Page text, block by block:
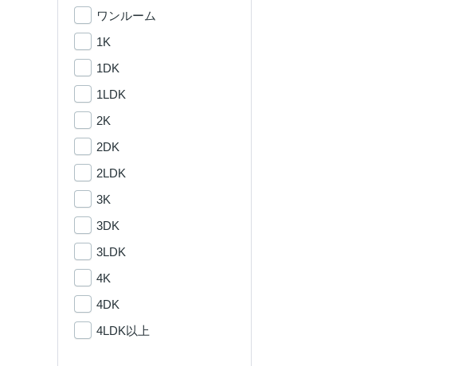
ワンルーム
1K
1DK
1LDK
2K
2DK
2LDK
3K
3DK
3LDK
4K
4DK
4LDK以上